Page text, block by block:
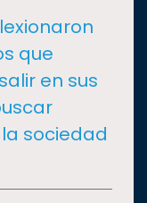
que
en sus
sociedad